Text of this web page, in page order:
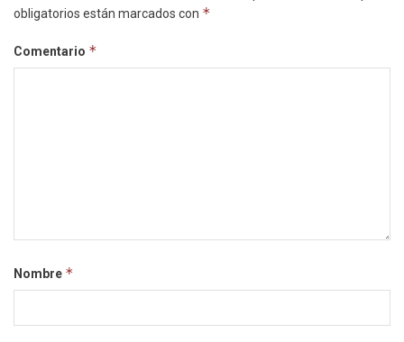
obligatorios están marcados con *
Comentario *
Nombre *